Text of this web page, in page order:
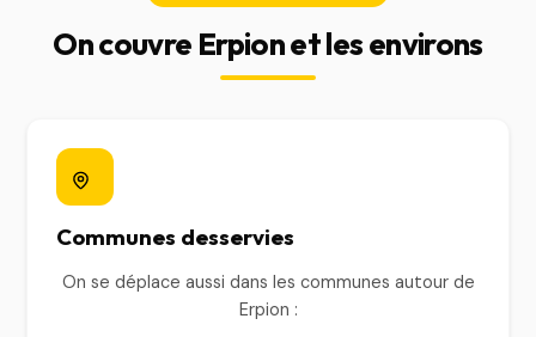
On couvre Erpion et les environs
Communes desservies
On se déplace aussi dans les communes autour de
Erpion :